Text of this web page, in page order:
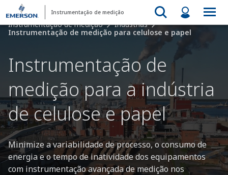
Instrumentação de medição
Instrumentação de medição
Indústrias
Instrumentação de medição para celulose e papel
Instrumentação de
medição para a indústria
de celulose e papel​
Minimize a variabilidade de processo, o consumo de
energia e o tempo de inatividade dos equipamentos
com instrumentação avançada de medição nos